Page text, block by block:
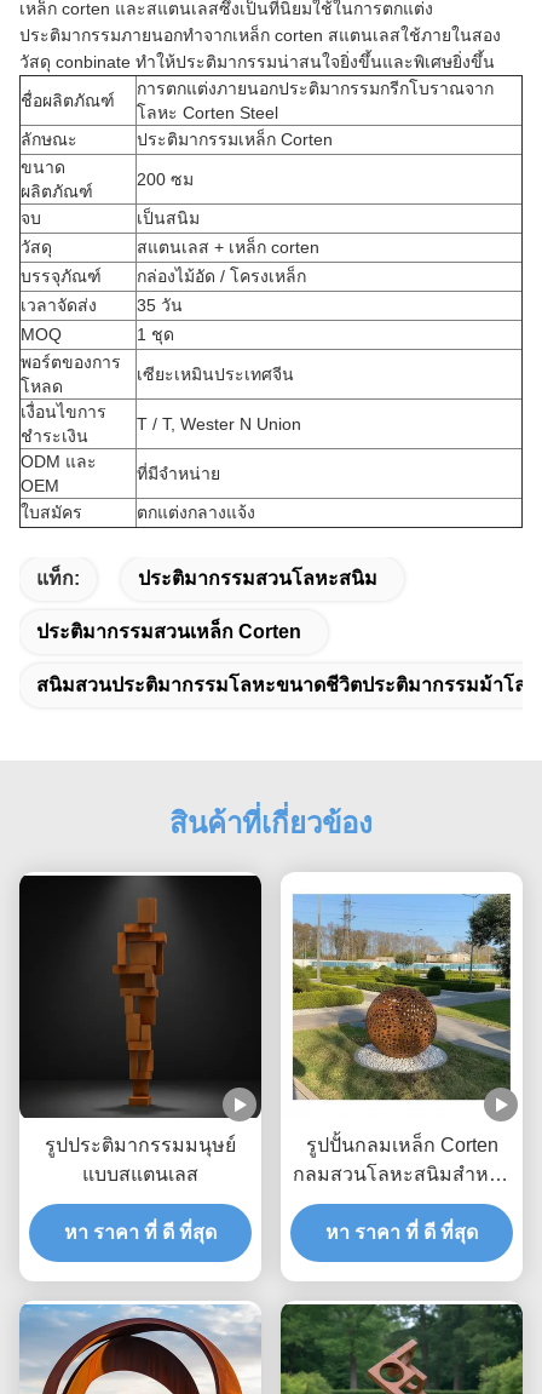
เหล็ก corten และสแตนเลสซึ่งเป็นที่นิยมใช้ในการตกแต่ง
ประติมากรรมภายนอกทำจากเหล็ก corten สแตนเลสใช้ภายในสอง
วัสดุ conbinate ทำให้ประติมากรรมน่าสนใจยิ่งขึ้นและพิเศษยิ่งขึ้น
ชื่อผลิตภัณฑ์
การตกแต่งภายนอกประติมากรรมกรีกโบราณจาก
โลหะ Corten Steel
ลักษณะ
ประติมากรรมเหล็ก Corten
ขนาด
ผลิตภัณฑ์
200 ซม
จบ
เป็นสนิม
วัสดุ
สแตนเลส + เหล็ก corten
บรรจุภัณฑ์
กล่องไม้อัด / โครงเหล็ก
เวลาจัดส่ง
35 วัน
MOQ
1 ชุด
พอร์ตของการ
โหลด
เซียะเหมินประเทศจีน
เงื่อนไขการ
ชำระเงิน
T / T, Wester N Union
ODM และ
OEM
ที่มีจำหน่าย
ใบสมัคร
ตกแต่งกลางแจ้ง
แท็ก: ประติมากรรมสวนโลหะสนิม
ประติมากรรมสวนเหล็ก Corten
สนิมสวนประติมากรรมโลหะขนาดชีวิตประติมากรรมม้าโลห
สินค้าที่เกี่ยวข้อง
รูปประติมากรรมมนุษย์
แบบสแตนเลส
หา ราคา ที่ ดี ที่สุด
รูปปั้นกลมเหล็ก Corten
กลมสวนโลหะสนิมสําหรับ
ตกแต่งกลางแจ้ง
หา ราคา ที่ ดี ที่สุด